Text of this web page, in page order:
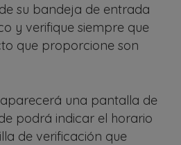
su bandeja de entrada
y verifique siempre que
que proporcione son
una pantalla de
podrá indicar el horario
de verificación que